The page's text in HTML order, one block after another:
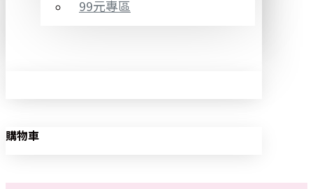
99元專區
購物車